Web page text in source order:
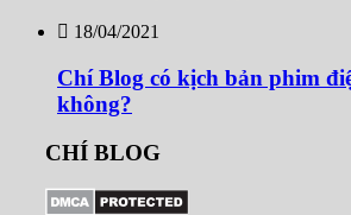
18/04/2021
Chí Blog có kịch bản phim
không?
CHÍ BLOG